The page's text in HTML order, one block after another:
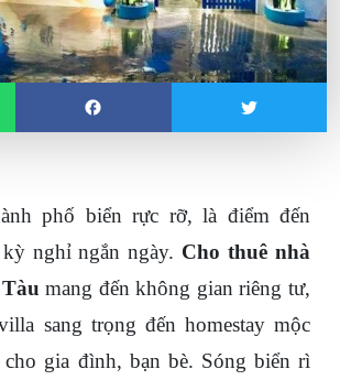
phố biển rực rỡ, là điểm đến
nghỉ ngắn ngày. Cho thuê nhà
mang đến không gian riêng tư,
sang trọng đến homestay mộc
gia đình, bạn bè. Sóng biển rì